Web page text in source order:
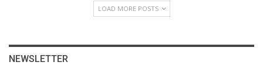
LOAD MORE POSTS
NEWSLETTER